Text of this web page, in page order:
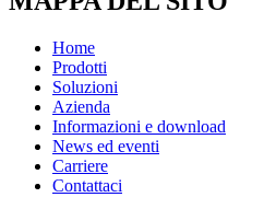
Home
Prodotti
Soluzioni
Azienda
Informazioni e download
News ed eventi
Carriere
Contattaci